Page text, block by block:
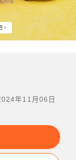
。
年11月06日